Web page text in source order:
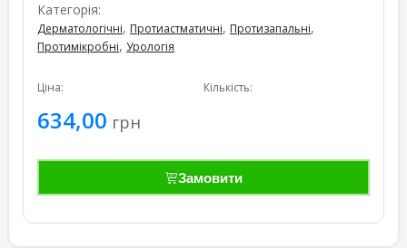
Категорія:
Дерматологічні, Протиастматичні, Протизапальні,
Протимікробні, Урологія
Ціна:
634,00 грн
Кількість:
Замовити